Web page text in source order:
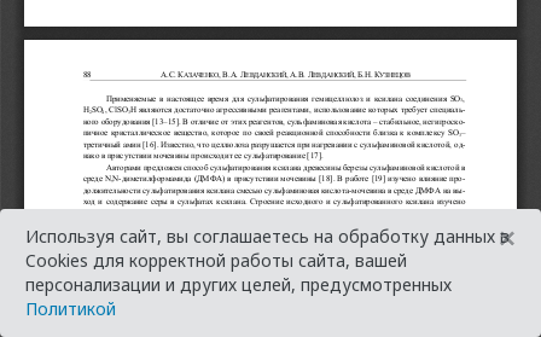
Используя сайт, вы соглашаетесь на обработку данных в
Cookies для корректной работы сайта, вашей
персонализации и других целей, предусмотренных
Политикой
×